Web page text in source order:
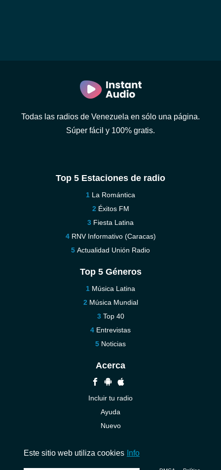
Todas las radios de Venezuela en sólo una página.
Súper fácil y 100% gratis.
Top 5 Estaciones de radio
La Romántica
Éxitos FM
Fiesta Latina
RNV Informativo (Caracas)
Actualidad Unión Radio
Top 5 Géneros
Música Latina
Música Mundial
Top 40
Entrevistas
Noticias
Acerca
Incluir tu radio
Ayuda
Nuevo
Este sitio web utiliza cookies Info